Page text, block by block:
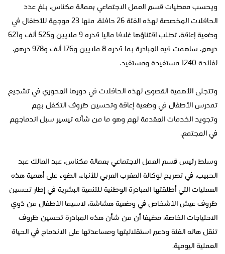
ويحسب معطيات قسم العمل الاجتماعي بعمالة مكناس، بلغ عدد
الحافلات المخصصة لهذه الفئة 26 حافلة، منها 23 موجهة للأطفال في
وضعية إعاقة، تطلب اقتناؤها غلافا ماليا قدره 9 ملايين و525 ألف و621
درهم، ساهمت فيه المبادرة بما قدره 8 ملايين و176 ألف و978 درهم،
لفائدة 1240 مستفيدة ومستفيد.
وتتجلى الأهمية القصوى لهذه الحافلات في دورها المحوري في تشجيع
تمدرس الأطفال في وضعية إعاقة وتحسين ظروف التكفل بهم
وتجويد الخدمات المقدمة لهم وهو ما من شأنه تيسير سبل اندماجهم
في المجتمع.
وسلط رئيس قسم العمل الاجتماعي بعمالة مكناس، عبد المالك عبد
الحبيب، في تصريح لوكالة المغرب العربي للأنباء، الضوء على أهمية هذه
العمليات التي أطلقتها المبادرة الوطنية للتنمية البشرية في إطار تحسين
ظروف عيش الأشخاص في وضعية هشاشة، لاسيما الأطفال من ذوي
الاحتياجات الخاصة، مضيفا أن من شأن هذه المبادرة تحسين ظروف
تنقل هاته الفئة ودعم استقلاليتها ومساعدتها على الاندماج في الحياة
العملية اليومية.